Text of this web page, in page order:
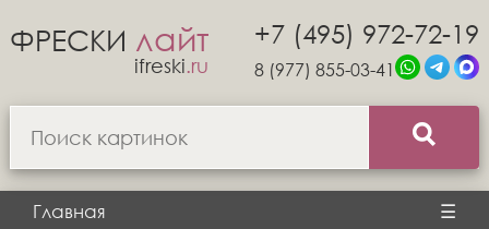
ФРЕСКИ лайт
ifreski.ru
+7 (495) 972-72-19
8 (977) 855-03-41
Главная ☰